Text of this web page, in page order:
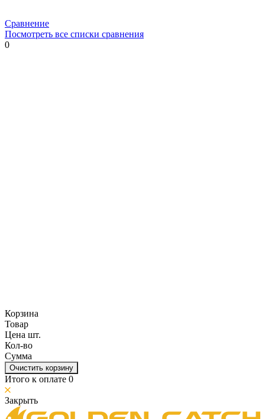
Сравнение
Посмотреть все списки сравнения
0
Корзина
Товар
Цена шт.
Кол-во
Сумма
Очистить корзину
Итого к оплате 0
Закрыть